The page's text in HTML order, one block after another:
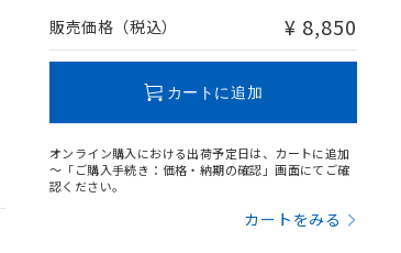
販売価格（税込） ¥ 8,850
カートに追加
オンライン購入における出荷予定日は、カートに追加
～「ご購入手続き：価格・納期の確認」画面にてご確
認ください。
カートをみる